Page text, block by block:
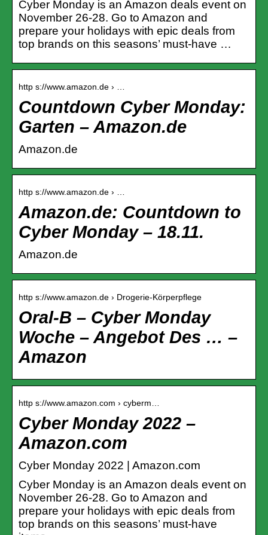
Cyber Monday is an Amazon deals event on
November 26-28. Go to Amazon and
prepare your holidays with epic deals from
top brands on this seasons’ must-have …
http s://www.amazon.de › …
Countdown Cyber Monday:
Garten – Amazon.de
Amazon.de
http s://www.amazon.de › …
Amazon.de: Countdown to
Cyber Monday – 18.11.
Amazon.de
http s://www.amazon.de › Drogerie-Körperpflege
Oral-B – Cyber Monday
Woche – Angebot Des … –
Amazon
http s://www.amazon.com › cyberm…
Cyber Monday 2022 –
Amazon.com
Cyber Monday 2022 | Amazon.com
Cyber Monday is an Amazon deals event on
November 26-28. Go to Amazon and
prepare your holidays with epic deals from
top brands on this seasons’ must-have